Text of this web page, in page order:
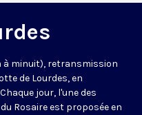
à minuit), retransmission
de Lourdes, en
jour, l'une des
Rosaire est proposée en